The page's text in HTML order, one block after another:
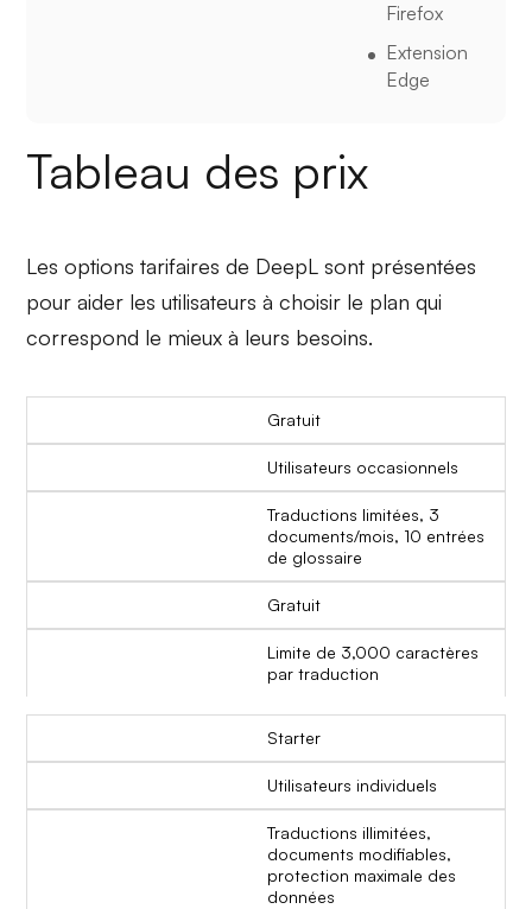
Firefox
Extension
Edge
Tableau des prix
Les options tarifaires de DeepL sont présentées
pour aider les utilisateurs à choisir le plan qui
correspond le mieux à leurs besoins.
Gratuit
Utilisateurs occasionnels
Traductions limitées, 3
documents/mois, 10 entrées
de glossaire
Gratuit
Limite de 3,000 caractères
par traduction
Starter
Utilisateurs individuels
Traductions illimitées,
documents modifiables,
protection maximale des
données